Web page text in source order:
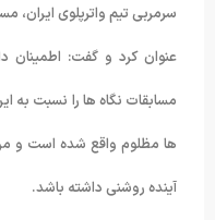
سرمربی تیم واترپلوی ایران،
عنوان کرد و گفت: اطمینان
مسابقات نگاه ها را نسبت به
ها مظلوم واقع شده است و
آینده روشنی داشته باشد.